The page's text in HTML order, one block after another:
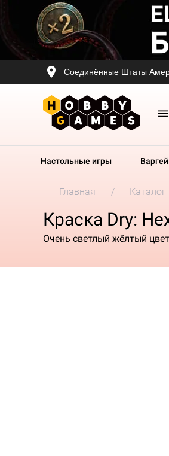
Соединённые Штаты
Настольные игры
Главная Каталог
Краска Dry:
Очень светлый жёлтый цвет